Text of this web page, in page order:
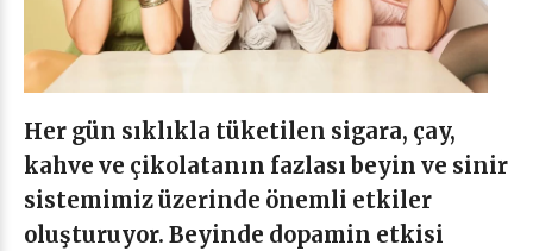
Her gün sıklıkla tüketilen sigara, çay,
kahve ve çikolatanın fazlası beyin ve sinir
sistemimiz üzerinde önemli etkiler
oluşturuyor. Beyinde dopamin etkisi